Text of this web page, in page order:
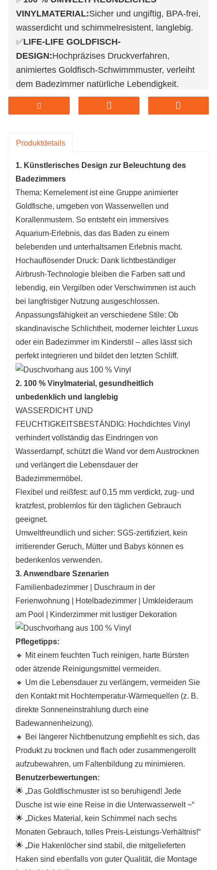
VINYLMATERIAL:Sicher und ungiftig, BPA-frei,
wasserdicht und schimmelresistent, langlebig.
✅LIFE-LIFE GOLDFISCH-
DESIGN:Hochpräzises Druckverfahren,
animiertes Goldfisch-Schwimmmuster, verleiht
dem Badezimmer natürliche Lebendigkeit.
✅Verdickt und reißfest:Das Material mit hoher
Dichte ist dehnungsbeständig und
langfristiger Nutzung nicht.
und wasserdichte Oberfläche, einfach
abwischen, Schluss mit Schimmel- und
Stockfleckenproblemen.
Wenn Sie an unseren Produkten interessiert
sind, besuchen Sie bitte unsere offizielle
Website für weitere Informationen oder
kontaktieren Sie uns direkt per E-
Mail:salesvip@jnjiahe.com
Produktdetails
1. Künstlerisches Design zur Beleuchtung des
Badezimmers
Thema: Kernelement ist eine Gruppe animierter
Goldfische, umgeben von Wasserwellen und
Korallenmustern. So entsteht ein immersives
Aquarium-Erlebnis, das das Baden zu einem
belebenden und unterhaltsamen Erlebnis macht.
Hochauflösender Druck: Dank lichtbeständiger
Airbrush-Technologie bleiben die Farben satt und
lebendig, ein Vergilben oder Verschwimmen ist auch
bei langfristiger Nutzung ausgeschlossen.
Anpassungsfähigkeit an verschiedene Stile: Ob
skandinavische Schlichtheit, moderner leichter Luxus
oder ein Badezimmer im Kinderstil – alles lässt sich
perfekt integrieren und bildet den letzten Schliff.
2. 100 % Vinylmaterial, gesundheitlich
unbedenklich und langlebig
WASSERDICHT UND
FEUCHTIGKEITSBESTÄNDIG: Hochdichtes Vinyl
verhindert vollständig das Eindringen von
Wasserdampf, schützt die Wand vor dem Austrocknen
und verlängert die Lebensdauer der
Badezimmermöbel.
Flexibel und reißfest: auf 0,15 mm verdickt, zug- und
kratzfest, problemlos für den täglichen Gebrauch
geeignet.
Umweltfreundlich und sicher: SGS-zertifiziert, kein
irritierender Geruch, Mütter und Babys können es
bedenkenlos verwenden.
3. Anwendbare Szenarien
Familienbadezimmer | Duschraum in der
Ferienwohnung | Hotelbadezimmer | Umkleideraum
am Pool | Kinderzimmer mit lustiger Dekoration
Pflegetipps:
🔸 Mit einem feuchten Tuch reinigen, harte Bürsten
oder ätzende Reinigungsmittel vermeiden.
🔸 Um die Lebensdauer zu verlängern, vermeiden Sie
den Kontakt mit Hochtemperatur-Wärmequellen (z. B.
direkte Sonneneinstrahlung durch eine
Badewannenheizung).
🔸 Bei längerer Nichtbenutzung empfiehlt es sich, das
Produkt zu trocknen und flach oder zusammengerollt
aufzubewahren, um Faltenbildung zu minimieren.
Benutzerbewertungen:
🌟 „Das Goldfischmuster ist so beruhigend! Jede
Dusche ist wie eine Reise in die Unterwasserwelt ~“
🌟 „Dickes Material, kein Schimmel nach sechs
Monaten Gebrauch, tolles Preis-Leistungs-Verhältnis!“
🌟 „Die Hakenlöcher sind stabil, die mitgelieferten
Haken sind ebenfalls von guter Qualität, die Montage